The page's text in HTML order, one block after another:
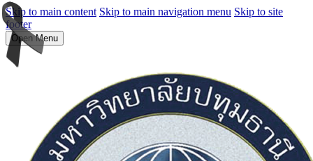
Skip to main content Skip to main navigation menu Skip to site
footer
Open Menu